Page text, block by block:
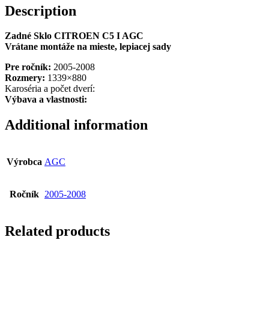
Description
Zadné Sklo CITROEN C5 I AGC
Vrátane montáže na mieste, lepiacej sady
Pre ročník: 2005-2008
Rozmery: 1339×880
Karoséria a počet dverí:
Výbava a vlastnosti:
Additional information
Výrobca AGC
Ročník 2005-2008
Related products